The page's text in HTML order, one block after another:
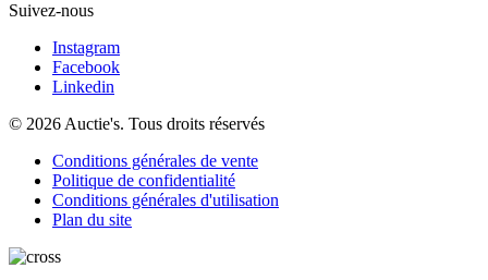
Suivez-nous
Instagram
Facebook
Linkedin
© 2026 Auctie's. Tous droits réservés
Conditions générales de vente
Politique de confidentialité
Conditions générales d'utilisation
Plan du site